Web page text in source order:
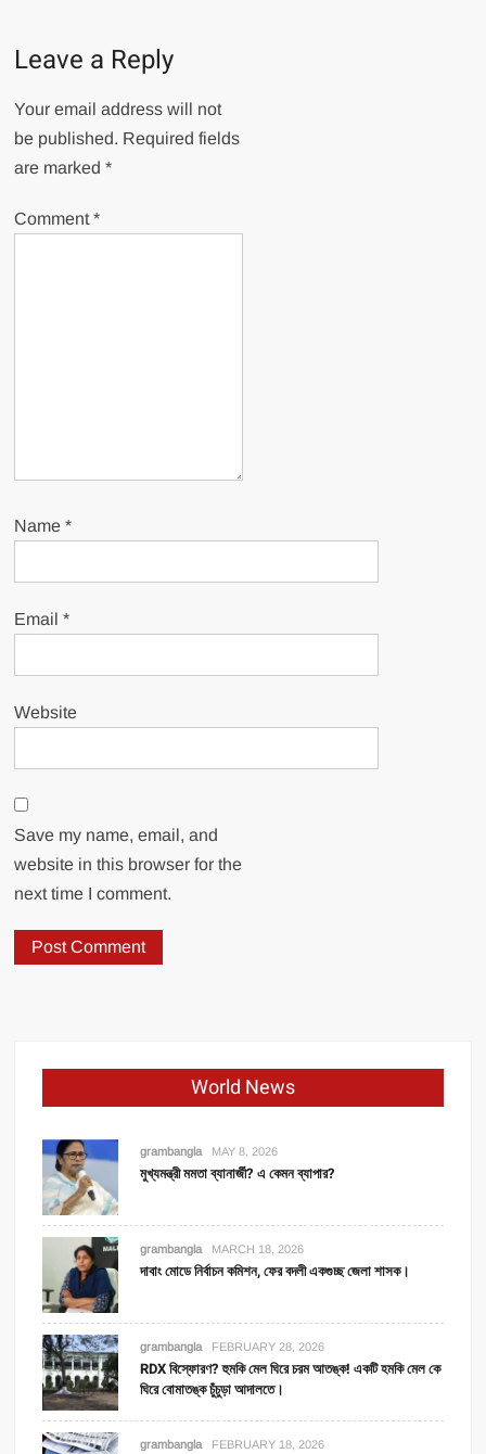
Leave a Reply
Your email address will not
be published. Required fields
are marked*
Comment*
Name*
Email*
Website
Save my name, email, and
website in this browser for the
next time I comment.
World News
grambangla MAY 8, 2026
মুখ্যমন্ত্রী মমতা ব্যানার্জী? এ কেমন ব্যাপার?
grambangla MARCH 18, 2026
দাবাং মোডে নির্বাচন কমিশন, ফের বদলী একগুচ্ছ জেলা শাসক।
grambangla FEBRUARY 28, 2026
RDX বিস্ফোরণ? হুমকি মেল ঘিরে চরম আতঙ্ক! একটি হমকি মেল কে
ঘিরে বোমাতঙ্ক চুঁচুড়া আদালতে।
grambangla FEBRUARY 18, 2026